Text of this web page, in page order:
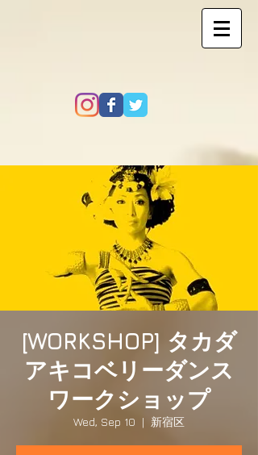
[WORKSHOP] タカダ
アキコベリーダンス
ワークショップ
Wed, Sep 10
  |
新宿区